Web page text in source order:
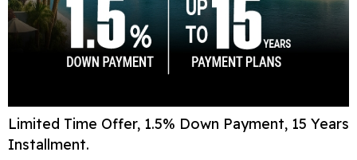
Limited Time Offer, 1.5% Down Payment, 15 Years
Installment.